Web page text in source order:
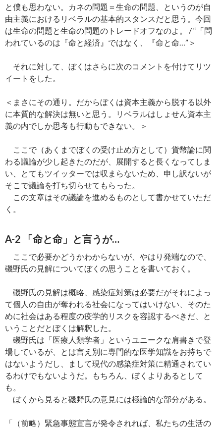
と僕も思わない。カネの問題＝生命の問題、というのが自
由主義におけるリベラルの基本的スタンスだと思う。今回
は生命の問題と生命の問題のトレードオフなのよ。 / “「問
われているのは『命と経済』ではなく、『命と命…”＞
それに対して、ぼくはさらに次のコメントを付けてリツ
イートをした。
＜まさにその通り。だからぼくは資本主義から脱する以外
に本質的な解決は無いと思う。リベラルはしょせん資本主
義の内でしか思考も行動もできない。＞
ここで（あくまでぼくの受け止め方として）貨幣論に関
わる議論が少し起きたのだが、展開すると長くなってしま
い、とてもツイッターでは収まらないため、申し訳ないが
そこで議論を打ち切らせてもらった。
この文章はその議論を進めるものとして書かせていただ
く。
A-2 「命と命」と言うが…
ここで必要かどうかわからないが、やはり発端なので、
磯野氏の見解についてぼくの思うことを書いておく。
磯野氏の見解は概略、感染症対策は必要だがそれによっ
て個人の自由が奪われる社会になってはいけない、そのた
めに社会はある程度の疫学的リスクを容認するべきだ、と
いうことだとぼくは解釈した。
磯野氏は「医療人類学者」というユニークな肩書きで登
場しているが、とは言え別に専門的な医学知識をお持ちで
はないようだし、まして現代の感染症対策に精通されてい
るわけでもないようだ。もちろん、ぼくよりあるとして
も。
ぼくから見ると磯野氏の意見には極論的な部分がある。
「（前略）緊急事態宣言が発令されれば、私たちの生活の